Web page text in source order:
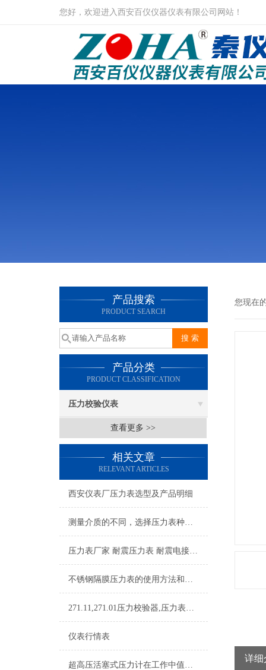
您好，欢迎进入西安百仪仪器仪表有限公司网站！
产品搜索
PRODUCT SEARCH
产品分类
PRODUCT CLASSIFICATION
压力校验仪表
查看更多 >>
相关文章
RELEVANT ARTICLES
西安仪表厂压力表选型及产品明细
测量介质的不同，选择压力表种类也不同
压力表厂家 耐震压力表 耐震电接点压力表 隔膜压力表
不锈钢隔膜压力表的使用方法和维护保养方式
271.11,271.01压力校验器,压力表校验器
仪表行情表
超高压活塞式压力计在工作中值得注意的一些提示情况
您现在
详细